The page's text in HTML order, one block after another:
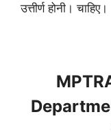
उत्तीर्ण होनी। चाहिए।